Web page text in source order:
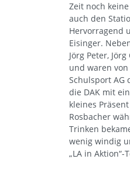
Zeit noch
auch den
Hervorragend
Eisinger.
Jörg Peter,
und waren
Schulsport AG
die DAK mit
kleines
Rosbacher
Trinken
wenig windig
„LA in